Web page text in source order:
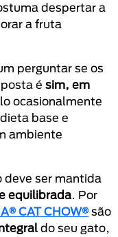
despertar a
a fruta
perguntar se os
é sim, em
ocasionalmente
base e
ambiente
deve ser mantida
equilibrada. Por
CAT CHOW®são
do seu gato,